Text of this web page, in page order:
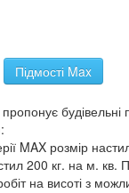
Підмості Max
будівельні
MAX розмір
200 кг. на м. кв.
на висоті з